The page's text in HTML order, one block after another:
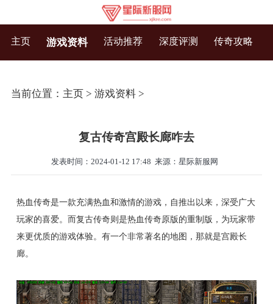
主页 游戏资料 活动推荐 深度评测 传奇攻略
当前位置： 主页> 游戏资料>
复古传奇宫殿长廊咋去
发表时间：2024-01-12 17:48 来源：星际新服网
热血传奇是一款充满热血和激情的游戏，自推出以来，深受广大
玩家的喜爱。而复古传奇则是热血传奇原版的重制版，为玩家带
来更优质的游戏体验。有一个非常著名的地图，那就是宫殿长
廊。